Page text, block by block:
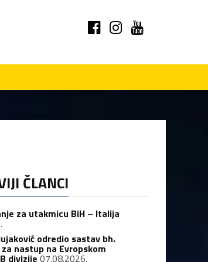
ČLANCI
za utakmicu BiH – Italija
odredio sastav bh.
nastup na Evropskom
divizije 07.08.2026.